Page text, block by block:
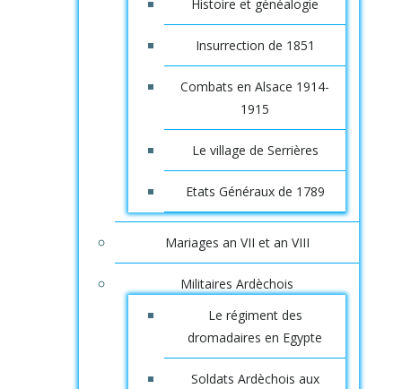
Histoire et généalogie
Insurrection de 1851
Combats en Alsace 1914-
1915
Le village de Serrières
Etats Généraux de 1789
Mariages an VII et an VIII
Militaires Ardèchois
Le régiment des
dromadaires en Egypte
Soldats Ardèchois aux